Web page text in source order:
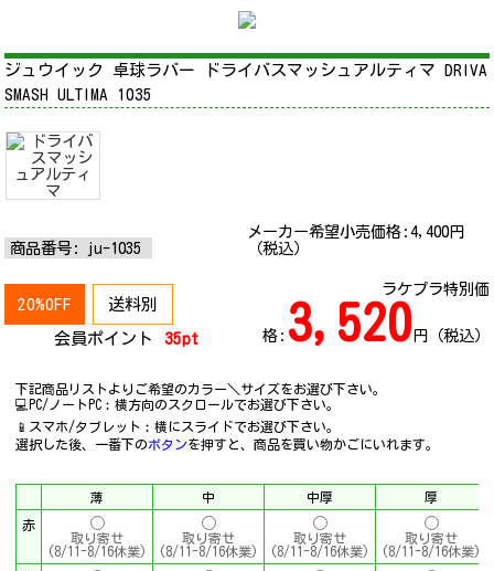
ジュウイック 卓球ラバー ドライバスマッシュアルティマ DRIVA
SMASH ULTIMA 1035
商品番号: ju-1035
メーカー希望小売価格: 4,400円
（税込）
20%OFF 送料別
会員ポイント 35pt
ラケプラ特別価
格: 3,520円（税込）
下記商品リストよりご希望のカラー＼サイズをお選び下さい。
💻PC/ノートPC︰横方向のスクロールでお選び下さい。
📱スマホ/タブレット︰横にスライドでお選び下さい。
選択した後、一番下のボタンを押すと、商品を買い物かごにいれます。
薄 中 中厚 厚
赤
取り寄せ
(8/11-8/16休業)
取り寄せ
(8/11-8/16休業)
取り寄せ
(8/11-8/16休業)
取り寄せ
(8/11-8/16休業)